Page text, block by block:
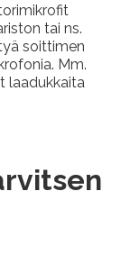
tai ns.
soittimen
Mm.
laadukkaita